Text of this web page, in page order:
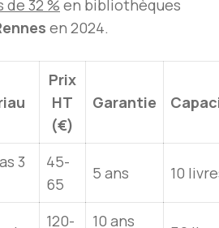
32 % en bibliothèques
en 2024.
Prix
HT
(€)
Garantie
3
45-
65
5 ans 10
120-
10 ans